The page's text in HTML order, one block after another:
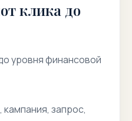
клика до
уровня финансовой
кампания, запрос,